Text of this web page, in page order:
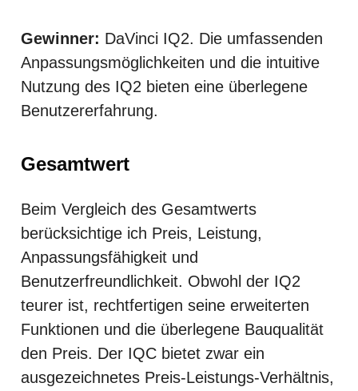
Gewinner: DaVinci IQ2. Die umfassenden
Anpassungsmöglichkeiten und die intuitive
Nutzung des IQ2 bieten eine überlegene
Benutzererfahrung.
Gesamtwert
Beim Vergleich des Gesamtwerts
berücksichtige ich Preis, Leistung,
Anpassungsfähigkeit und
Benutzerfreundlichkeit. Obwohl der IQ2
teurer ist, rechtfertigen seine erweiterten
Funktionen und die überlegene Bauqualität
den Preis. Der IQC bietet zwar ein
ausgezeichnetes Preis-Leistungs-Verhältnis,